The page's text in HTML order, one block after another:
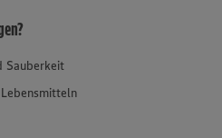
Sauberkeit